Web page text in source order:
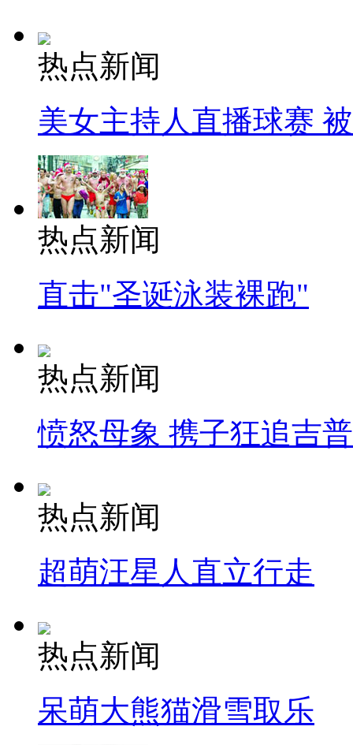
热点新闻
美女主持人直播球赛
热点新闻
直击"圣诞泳装裸跑"
热点新闻
愤怒母象 携子狂追吉
热点新闻
超萌汪星人直立行走
热点新闻
呆萌大熊猫滑雪取乐